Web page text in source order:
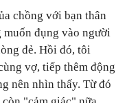
chồng với bạn thân
muốn đụng vào người
đẻ. Hồi đó, tôi
vợ, tiếp thêm động
nên nhìn thấy. Từ đó